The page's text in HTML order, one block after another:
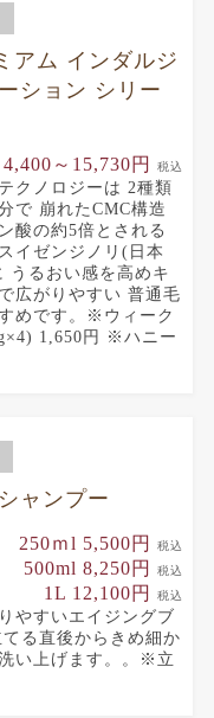
アム インダルジ
ション シリー
4,400～15,730円 税込
クノロジーは 2種類
で 崩れたCMC構造
酸の約5倍とされる
イゼンジノリ(日本
うるおい感を高めキ
広がりやすい 普通毛
めです。※ウィーク
1,650円 ※ハニー
ャンプー
250ｍl 5,500円 税込
500ml 8,250円 税込
1L 12,100円 税込
やすいエイジングブ
る直後からきめ細か
い上げます。。※立